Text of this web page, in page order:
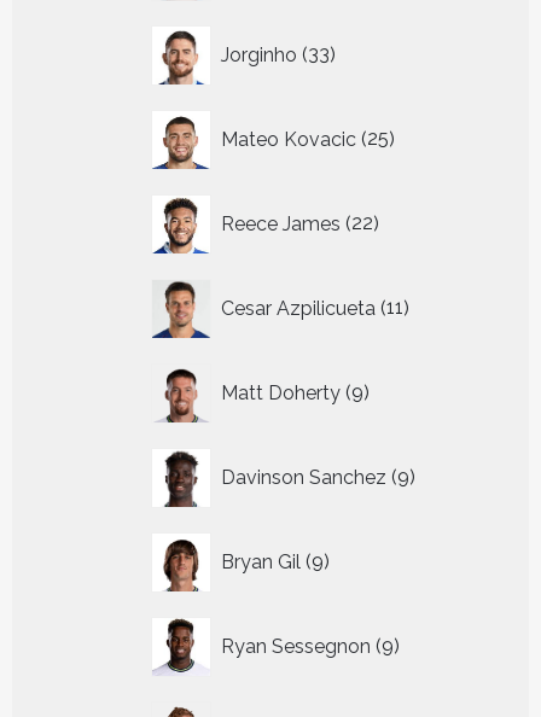
Jorginho 33
producten
Mateo Kovacic 25
producten
Reece James 22
producten
Cesar Azpilicueta 11
producten
Matt Doherty 9
producten
Davinson Sanchez 9
producten
Bryan Gil 9
producten
Ryan Sessegnon 9
producten